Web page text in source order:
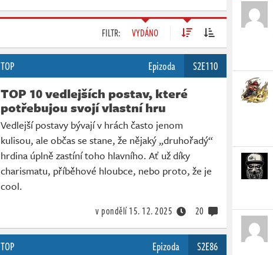
FILTR: VYDÁNO
TOP Epizoda S2E110
TOP 10 vedlejších postav, které
potřebujou svojí vlastní hru
Vedlejší postavy bývají v hrách často jenom
kulisou, ale občas se stane, že nějaký „druhořadý“
hrdina úplně zastíní toho hlavního. Ať už díky
charismatu, příběhové hloubce, nebo proto, že je
cool.
v pondělí15. 12. 2025 20
TOP Epizoda S2E86